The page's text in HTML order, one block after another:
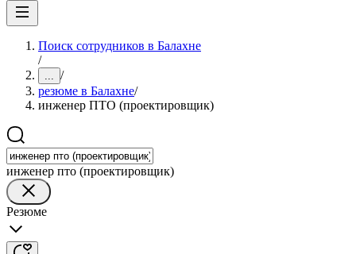
Поиск сотрудников в Балахне
/
... /
резюме в Балахне/
инженер ПТО (проектировщик)
инженер пто (проектировщик)
Резюме